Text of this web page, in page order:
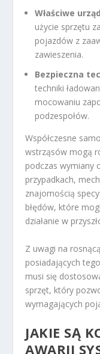
Właściwe
użycie sprzętu
pojazdów z
zawieszenia.
Bezpieczna
techniki
mocowaniu
podzespołów.
Współczesne
wstrząsów mogą
podczas wymiany
przypadkach,
znajomością
błędów, które
działanie w
Z uwagi na
posiadających
musi się
sprzęt, który
wymagających
JAKIE SĄ
AWARII